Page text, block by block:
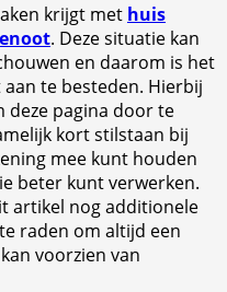
krijgt met huis
. Deze situatie kan
en daarom is het
te besteden. Hierbij
deze pagina door te
kort stilstaan bij
mee kunt houden
beter kunt verwerken.
artikel nog additionele
raden om altijd een
voorzien van